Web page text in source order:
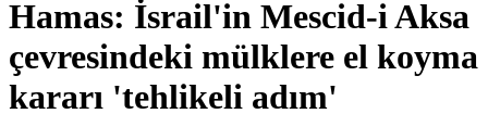
Hamas: İsrail'in Mescid-i Aksa
çevresindeki mülklere el koyma
kararı 'tehlikeli adım'